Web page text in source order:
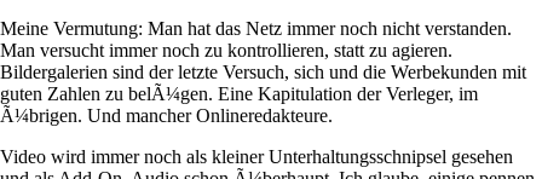
Meine Vermutung: Man hat das Netz immer noch nicht verstanden.
Man versucht immer noch zu kontrollieren, statt zu agieren.
Bildergalerien sind der letzte Versuch, sich und die Werbekunden mit
guten Zahlen zu belÃ¼gen. Eine Kapitulation der Verleger, im
Ã¼brigen. Und mancher Onlineredakteure.
Video wird immer noch als kleiner Unterhaltungsschnipsel gesehen